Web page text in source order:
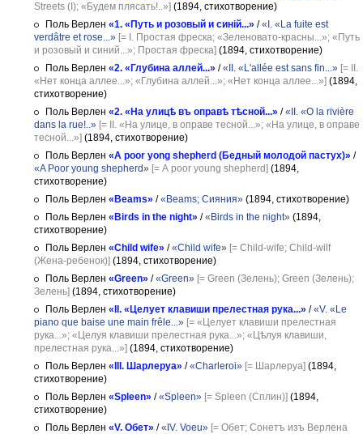
Streets (I); «Будем плясать!..»] (1894, стихотворение)
Поль Верлен «1. «Путь и розовый и синій...» /«I. «La fuite est
verdâtre et rose...» [= I. Простая фреска; «Зеленовато-красны...»; «Путь
и розовый и синий...»; Простая фреска] (1894, стихотворение)
Поль Верлен «2. «Глубина аллей...» /«II. «L'allée est sans fin...» [= II.
«Нет конца аллее...»; «Глубина аллей...»; «Нет конца аллее...»] (1894,
стихотворение)
Поль Верлен «2. «На улицѣ въ оправѣ тѣсной...» /«II. «O la rivière
dans la rue!..» [= II. «На улице, в оправе тесной...»; «На улице, в оправе
тесной...»] (1894, стихотворение)
Поль Верлен «A poor yong shepherd (Бедный молодой пастух)» /
«A Poor young shepherd» [= А poor young shepherd] (1894,
стихотворение)
Поль Верлен «Beams» /«Beams; Сияния» (1894, стихотворение)
Поль Верлен «Birds in the night» /«Birds in the night» (1894,
стихотворение)
Поль Верлен «Child wife» /«Child wife» [= Child-wife; Child-wilf
(Жена-ребенок)] (1894, стихотворение)
Поль Верлен «Green» /«Green» [= Green (Зелень); Green (Зелень);
Зелень] (1894, стихотворение)
Поль Верлен «II. «Целует клавиши прелестная рука...» /«V. «Le
piano que baise une main frêle...» [= «Целует клавиши прелестная
рука...»; «Целуя клавиши прелестная рука...»; «Цѣлуя клавиши,
прелестная рука...»] (1894, стихотворение)
Поль Верлен «III. Шарлеруа» /«Charleroi» [= Шарлеруа] (1894,
стихотворение)
Поль Верлен «Spleen» /«Spleen» [= Spleen (Сплин)] (1894,
стихотворение)
Поль Верлен «V. Обет» /«IV. Voeu» [= Обет; Сонетъ изъ Верлена